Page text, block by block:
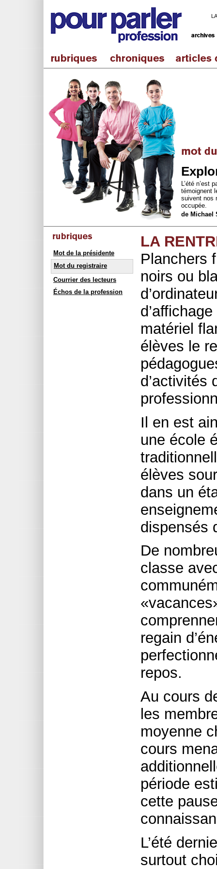
L’été
témoignent
suivent nos
occupée.
de Michael
Mot de la présidente
Mot du registraire
Courrier des lecteurs
Échos de la profession
LA
Planchers
noirs ou
matériel
élèves le
d’activités
Il en est
une école
élèves
dans un
dispensés
De
classe
regain
repos.
Au cours
les
moyenne
cours
période
cette
L’été
surtout